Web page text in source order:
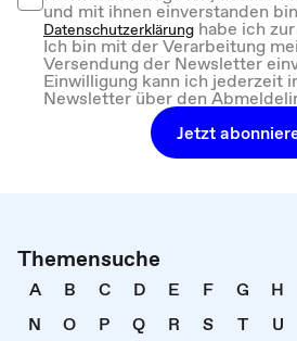
und mit ihnen einverstanden
Datenschutzerklärung habe ich
Ich bin mit der Verarbeitung
Versendung der Newsletter
Einwilligung kann ich jederzeit
Newsletter über den
Jetzt
Themensuche
A B C D E F G H
N
O P Q R S T U